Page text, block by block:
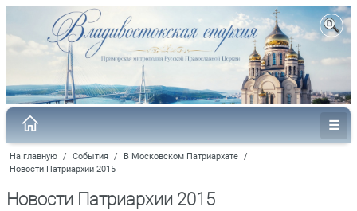
На главную / События / В Московском Патриархате /
Новости Патриархии 2015
Новости Патриархии 2015